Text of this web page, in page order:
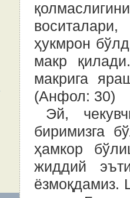
ҳукмрон
макр
макрига
(Анфол: 30)
Эй,
биримизга
ҳамкор
жиддий
ёзмоқдамиз.